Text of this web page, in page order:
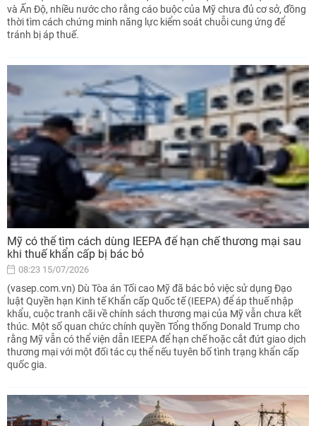
và Ấn Độ, nhiều nước cho rằng cáo buộc của Mỹ chưa đủ cơ sở, đồng
thời tìm cách chứng minh năng lực kiểm soát chuỗi cung ứng để
tránh bị áp thuế.
Mỹ có thể tìm cách dùng IEEPA để hạn chế thương mại sau
khi thuế khẩn cấp bị bác bỏ
08:23 15/07/2026
(vasep.com.vn) Dù Tòa án Tối cao Mỹ đã bác bỏ việc sử dụng Đạo
luật Quyền hạn Kinh tế Khẩn cấp Quốc tế (IEEPA) để áp thuế nhập
khẩu, cuộc tranh cãi về chính sách thương mại của Mỹ vẫn chưa kết
thúc. Một số quan chức chính quyền Tổng thống Donald Trump cho
rằng Mỹ vẫn có thể viện dẫn IEEPA để hạn chế hoặc cắt đứt giao dịch
thương mại với một đối tác cụ thể nếu tuyên bố tình trạng khẩn cấp
quốc gia.